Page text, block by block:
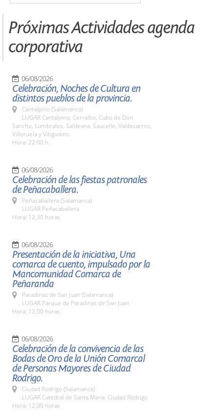
Próximas Actividades agenda
corporativa
06/08/2026
Celebración, Noches de Cultura en
distintos pueblos de la provincia.
Cantalpino (Salamanca)
LUGAR Cantalpino, Cerralbo, Cubo de Don
Sancho, Lumbrales, Saldeana, Saucelle, Valdecarros,
Villoruela y Vitigudino
Hora: 22:00 h.
06/08/2026
Celebración de las fiestas patronales
de Peñacaballera.
Peñacaballera (Salamanca)
LUGAR Peñacaballera
Hora: 12,30 horas
06/08/2026
Presentación de la iniciativa, Una
comarca de cuento, impulsado por la
Mancomunidad Comarca de
Peñaranda
Paradinas de San Juan (Salamanca)
LUGAR Parque de Paradinas de San Juan
Hora: 12,00 horas
06/08/2026
Celebración de la convivencia de las
Bodas de Oro de la Unión Comarcal
de Personas Mayores de Ciudad
Rodrigo.
Ciudad Rodrigo (Salamanca)
LUGAR Catedral de Santa María. Ciudad Rodrigo
Hora: 12,00 horas